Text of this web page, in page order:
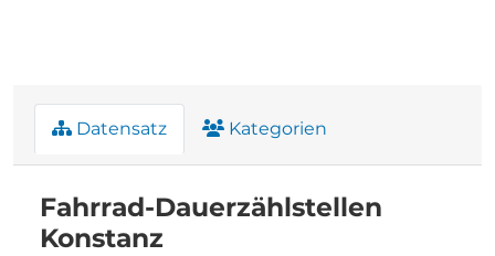
Datensatz Kategorien
Fahrrad-Dauerzählstellen
Konstanz